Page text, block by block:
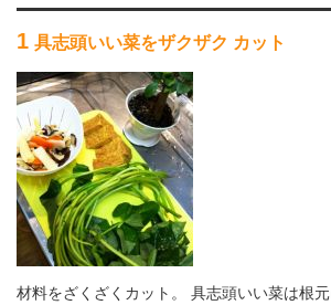
1 具志頭いい菜をザクザク カット
材料をざくざくカット。 具志頭いい菜は根